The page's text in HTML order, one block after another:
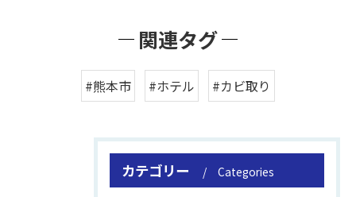
関連タグ
#熊本市 #ホテル #カビ取り
カテゴリー Categories